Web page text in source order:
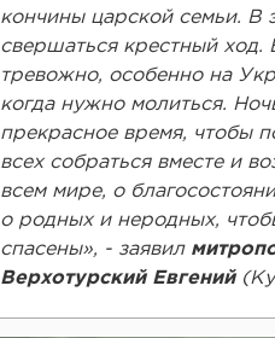
кончины царской семьи. В
свершаться крестный ход.
тревожно, особенно на
когда нужно молиться.
прекрасное время, чтобы
всех собраться вместе и
всем мире, о
о родных и неродных,
спасены», - заявил
Верхотурский Евгений